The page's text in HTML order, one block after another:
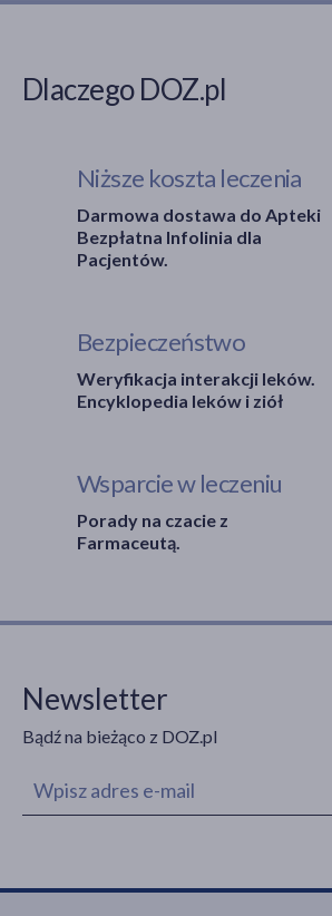
Dlaczego DOZ.pl
Niższe koszta leczenia
Darmowa dostawa do Apteki
Bezpłatna Infolinia dla
Pacjentów.
Bezpieczeństwo
Weryfikacja interakcji leków.
Encyklopedia leków i ziół
Wsparcie w leczeniu
Porady na czacie z
Farmaceutą.
Newsletter
Bądź na bieżąco z DOZ.pl